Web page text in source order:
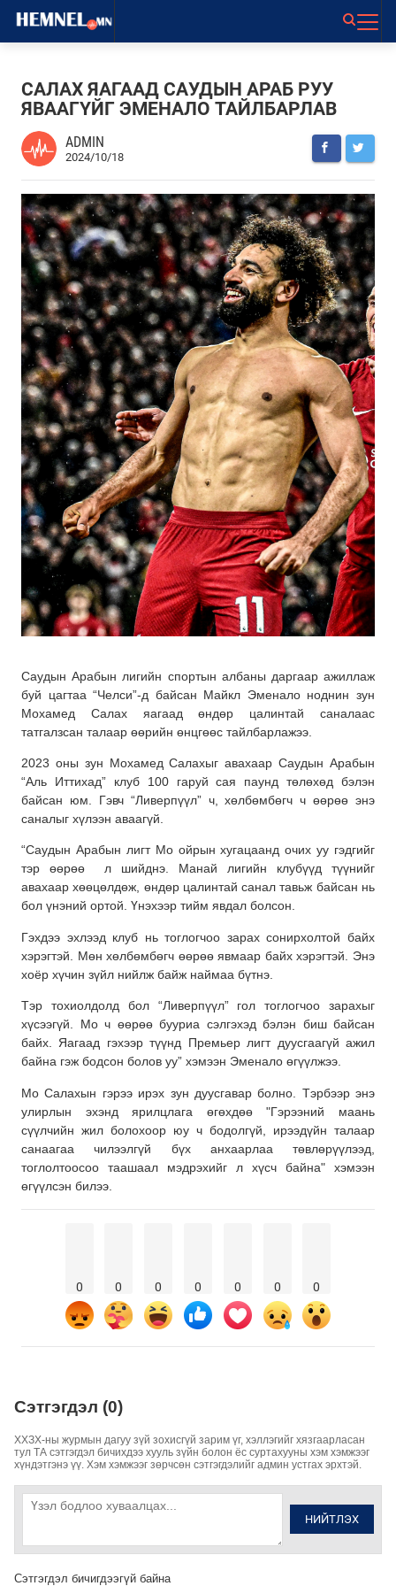
САЛАХ ЯАГААД САУДЫН АРАБ РУУ
ЯВААГҮЙГ ЭМЕНАЛО ТАЙЛБАРЛАВ
ADMIN
2024/10/18
Саудын Арабын лигийн спортын албаны даргаар ажиллаж
буй цагтаа “Челси”-д байсан Майкл Эменало ноднин зун
Мохамед Салах яагаад өндөр цалинтай саналаас
татгалзсан талаар өөрийн өнцгөөс тайлбарлажээ.
2023 оны зун Мохамед Салахыг авахаар Саудын Арабын
“Аль Иттихад” клуб 100 гаруй сая паунд төлөхөд бэлэн
байсан юм. Гэвч “Ливерпүүл” ч, хөлбөмбөгч ч өөрөө энэ
саналыг хүлээн аваагүй.
“Саудын Арабын лигт Мо ойрын хугацаанд очих уу гэдгийг
тэр өөрөө л шийднэ. Манай лигийн клубүүд түүнийг
авахаар хөөцөлдөж, өндөр цалинтай санал тавьж байсан нь
бол үнэний ортой. Үнэхээр тийм явдал болсон.
Гэхдээ эхлээд клуб нь тоглогчоо зарах сонирхолтой байх
хэрэгтэй. Мөн хөлбөмбөгч өөрөө явмаар байх хэрэгтэй. Энэ
хоёр хүчин зүйл нийлж байж наймаа бүтнэ.
Тэр тохиолдолд бол “Ливерпүүл” гол тоглогчоо зарахыг
хүсээгүй. Мо ч өөрөө бууриа сэлгэхэд бэлэн биш байсан
байх. Яагаад гэхээр түүнд Премьер лигт дуусгаагүй ажил
байна гэж бодсон болов уу” хэмээн Эменало өгүүлжээ.
Мо Салахын гэрээ ирэх зун дуусгавар болно. Тэрбээр энэ
улирлын эхэнд ярилцлага өгөхдөө "Гэрээний маань
сүүлчийн жил болохоор юу ч бодолгүй, ирээдүйн талаар
санаагаа чилээлгүй бүх анхаарлаа төвлөрүүлээд,
тоглолтоосоо таашаал мэдрэхийг л хүсч байна" хэмээн
өгүүлсэн билээ.
0 0 0 0 0 0 0
Сэтгэгдэл (0)
ХХЗХ-ны журмын дагуу зүй зохисгүй зарим үг, хэллэгийг хязгаарласан
тул ТА сэтгэгдэл бичихдээ хууль зүйн болон ёс суртахууны хэм хэмжээг
хүндэтгэнэ үү. Хэм хэмжээг зөрчсөн сэтгэгдэлийг админ устгах эрхтэй.
НИЙТЛЭХ
Сэтгэгдэл бичигдээгүй байна